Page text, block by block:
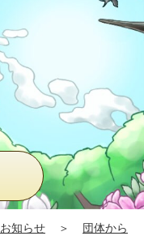
お知らせ ＞
団体から